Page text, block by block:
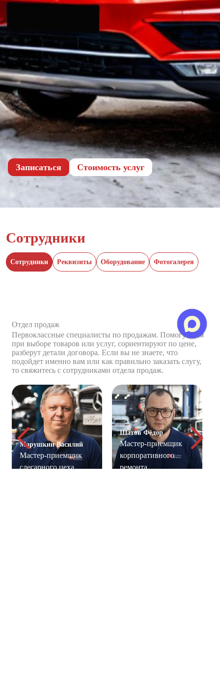
Записаться Cтоимость услуг
Сотрудники
Сотрудники Реквизиты Оборудование Фотогалерея
Отдел продаж
Первоклассные специалисты по продажам. Помогут вам
при выборе товаров или услуг, сориентируют по цене,
разберут детали договора. Если вы не знаете, что
подойдет именно вам или как правильно заказать слугу,
то свяжитесь с сотрудниками отдела продаж.
Марушкин Василий
Мастер-приемщик
слесарного цеха
Шатов Фёдор
Мастер-приемщик
корпоративного
ремонта